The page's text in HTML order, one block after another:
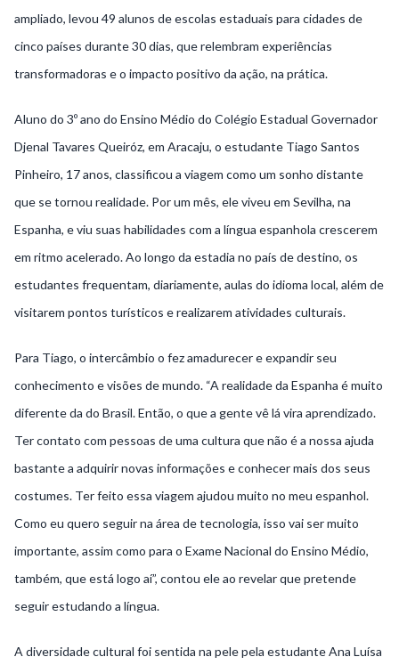
ampliado, levou 49 alunos de escolas estaduais para cidades de
cinco países durante 30 dias, que relembram experiências
transformadoras e o impacto positivo da ação, na prática.
Aluno do 3º ano do Ensino Médio do Colégio Estadual Governador
Djenal Tavares Queiróz, em Aracaju, o estudante Tiago Santos
Pinheiro, 17 anos, classificou a viagem como um sonho distante
que se tornou realidade. Por um mês, ele viveu em Sevilha, na
Espanha, e viu suas habilidades com a língua espanhola crescerem
em ritmo acelerado. Ao longo da estadia no país de destino, os
estudantes frequentam, diariamente, aulas do idioma local, além de
visitarem pontos turísticos e realizarem atividades culturais.
Para Tiago, o intercâmbio o fez amadurecer e expandir seu
conhecimento e visões de mundo. “A realidade da Espanha é muito
diferente da do Brasil. Então, o que a gente vê lá vira aprendizado.
Ter contato com pessoas de uma cultura que não é a nossa ajuda
bastante a adquirir novas informações e conhecer mais dos seus
costumes. Ter feito essa viagem ajudou muito no meu espanhol.
Como eu quero seguir na área de tecnologia, isso vai ser muito
importante, assim como para o Exame Nacional do Ensino Médio,
também, que está logo aí”, contou ele ao revelar que pretende
seguir estudando a língua.
A diversidade cultural foi sentida na pele pela estudante Ana Luísa